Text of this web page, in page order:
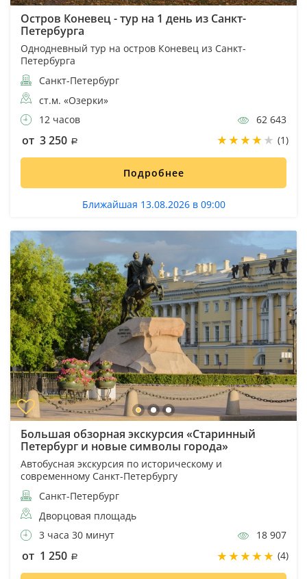
Остров Коневец - тур на 1 день из Санкт-
Петербурга
Однодневный тур на остров Коневец из Санкт-
Петербурга
Санкт-Петербург
ст.м. «Озерки»
12 часов
62 643
от 3 250 (1)
Подробнее
Ближайшая 13.08.2026 в 09:00
Большая обзорная экскурсия «Старинный
Петербург и новые символы города»
Автобусная экскурсия по историческому и
современному Санкт-Петербургу
Санкт-Петербург
Дворцовая площадь
3 часа 30 минут
18 907
от 1 250 (4)